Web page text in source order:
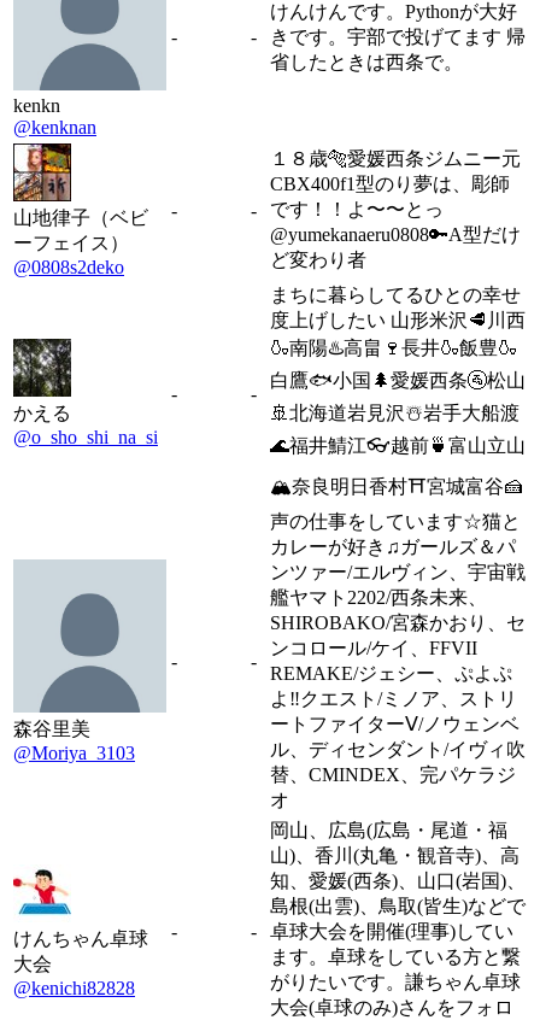
kenkn
@kenknan
- -
けんけんです。Pythonが大好
きです。宇部で投げてます 帰
省したときは西条で。
山地律子（ベビ
ーフェイス）
@0808s2deko
- -
１８歳🐅愛媛西条ジムニー元
CBX400f1型のり夢は、彫師
です！！よ〜〜とっ
@yumekanaeru0808🔑A型だけ
ど変わり者
かえる
@o_sho_shi_na_si
- -
まちに暮らしてるひとの幸せ
度上げしたい 山形米沢🥩川西
🍶南陽♨️高畠🍷長井🍶飯豊🍶
白鷹🐟小国🌲愛媛西条🚰松山
🚢北海道岩見沢☃️岩手大船渡
🌊福井鯖江👓越前🍵富山立山
🏔️奈良明日香村⛩️宮城富谷🍰
森谷里美
@Moriya_3103
- -
声の仕事をしています☆猫と
カレーが好き♫ガールズ＆パ
ンツァー/エルヴィン、宇宙戦
艦ヤマト2202/西条未来、
SHIROBAKO/宮森かおり、セ
ンコロール/ケイ、FFVII
REMAKE/ジェシー、ぷよぷ
よ‼︎クエスト/ミノア、ストリ
ートファイターⅤ/ノウェンベ
ル、ディセンダント/イヴィ吹
替、CMINDEX、完パケラジ
オ
けんちゃん卓球
大会
@kenichi82828
- -
岡山、広島(広島・尾道・福
山)、香川(丸亀・観音寺)、高
知、愛媛(西条)、山口(岩国)、
島根(出雲)、鳥取(皆生)などで
卓球大会を開催(理事)してい
ます。卓球をしている方と繋
がりたいです。謙ちゃん卓球
大会(卓球のみ)さんをフォロ